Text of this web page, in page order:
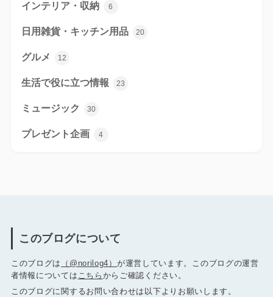
インテリア・収納 6
日用雑貨・キッチン用品 20
グルメ 12
生活で役に立つ情報 23
ミュージック 30
プレゼント企画 4
このブログについて
このブログは （@norilog4） が運営しています。このブログの運営
者情報については こちら からご確認ください。
このブログに関するお問い合わせは以下よりお願いします。